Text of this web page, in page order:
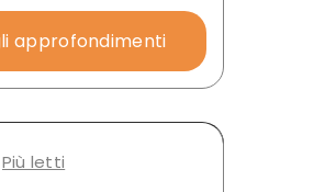
approfondimenti
Più letti